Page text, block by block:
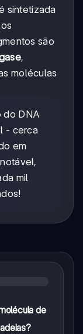
sintetizada
são
,
moléculas
do DNA
- cerca
em
mil
de